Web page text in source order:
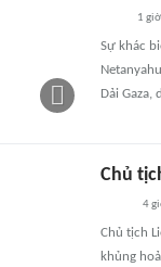
1 giờ
Sự khác
Dải Gaza,
Chủ
4
Chủ tịch
khủng